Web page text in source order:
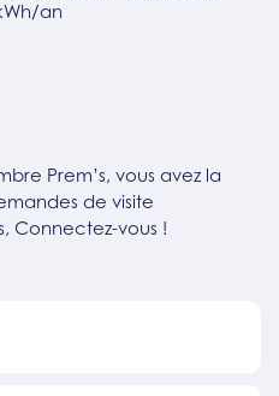
an
Prem’s, vous avez la
de visite
Connectez-vous !